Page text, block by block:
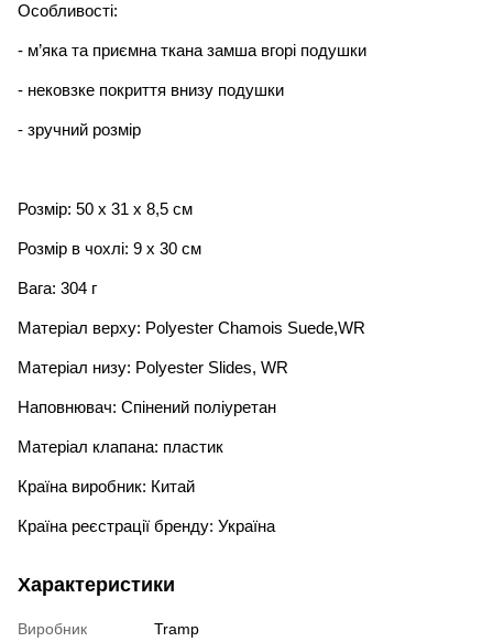
Особливості:
- м’яка та приємна ткана замша вгорі подушки
- нековзке покриття внизу подушки
- зручний розмір
Розмір: 50 х 31 x 8,5 см
Розмір в чохлі: 9 х 30 см
Вага: 304 г
Матеріал верху: Polyester Chamois Suede,WR
Матеріал низу: Polyester Slides, WR
Наповнювач: Спінений поліуретан
Матеріал клапана: пластик
Країна виробник: Китай
Країна реєстрації бренду: Україна
Характеристики
Виробник Tramp